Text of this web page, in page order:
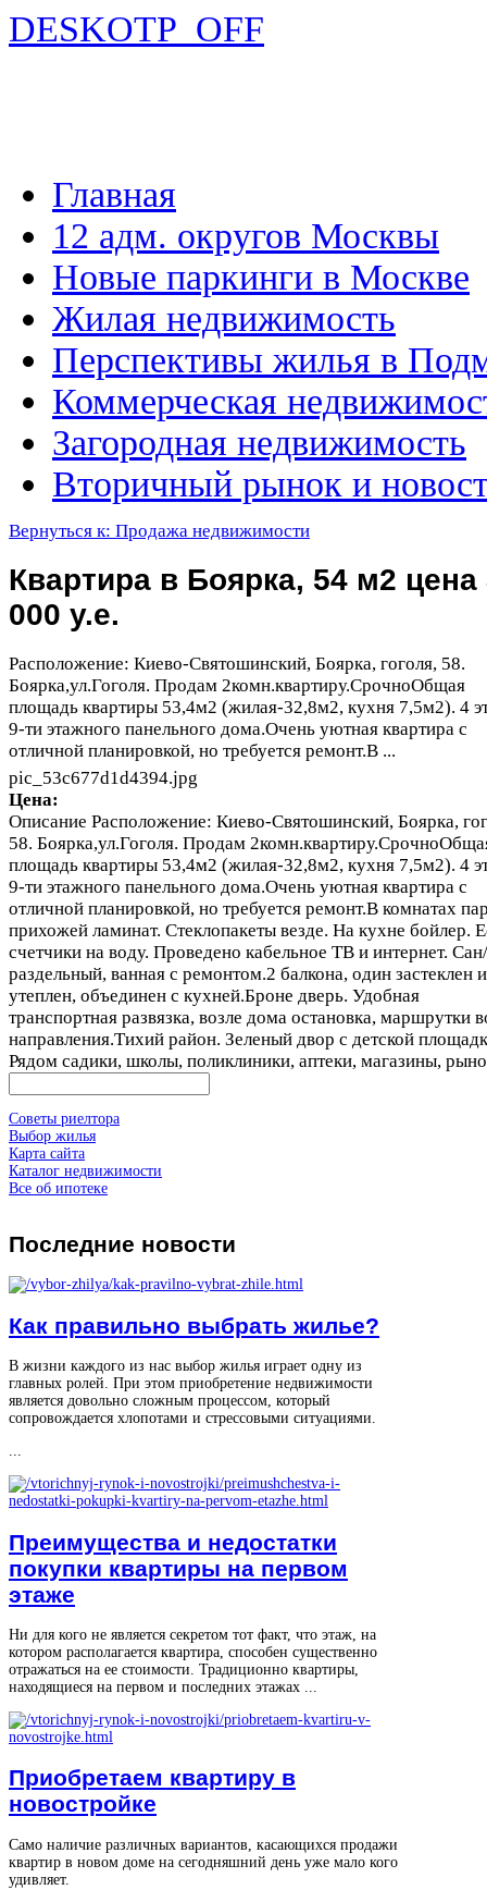
DESKOTP_OFF
Главная
12 адм. округов Москвы
Новые паркинги в Москве
Жилая недвижимость
Перспективы жилья в
Коммерческая
Загородная недвижимость
Вторичный рынок и
Вернуться к: Продажа недвижимости
Квартира в Боярка, 54 м2 цена
000 у.е.
Расположение: Киево-Святошинский, Боярка, гоголя, 58.
Боярка,ул.Гоголя. Продам 2комн.квартиру.СрочноОбщая
площадь квартиры 53,4м2 (жилая-32,8м2, кухня 7,5м2). 4
9-ти этажного панельного дома.Очень уютная квартира с
отличной планировкой, но требуется ремонт.В ...
pic_53c677d1d4394.jpg
Цена:
Описание Расположение: Киево-Святошинский, Боярка,
58. Боярка,ул.Гоголя. Продам
площадь квартиры 53,4м2 (жилая-32,8м2, кухня 7,5м2). 4
9-ти этажного панельного дома.Очень уютная квартира с
отличной планировкой, но требуется ремонт.В комнатах
прихожей ламинат. Стеклопакеты везде. На кухне бойлер.
счетчики на воду. Проведено кабельное ТВ и интернет.
раздельный, ванная с ремонтом.2 балкона, один застеклен и
утеплен, объединен с кухней.Броне дверь. Удобная
транспортная развязка, возле дома остановка, маршрутки
направления.Тихий район. Зеленый двор с детской
Рядом садики, школы, поликлиники, аптеки, магазины,
Советы риелтора
Выбор жилья
Карта сайта
Каталог недвижимости
Все об ипотеке
Последние новости
Как правильно выбрать жилье?
В жизни каждого из нас выбор жилья играет одну из
главных ролей. При этом приобретение недвижимости
является довольно сложным процессом, который
сопровождается хлопотами и стрессовыми ситуациями.
...
Преимущества и недостатки
покупки квартиры на первом
этаже
Ни для кого не является секретом тот факт, что этаж, на
котором располагается квартира, способен существенно
отражаться на ее стоимости. Традиционно квартиры,
находящиеся на первом и последних этажах ...
Приобретаем квартиру в
новостройке
Само наличие различных вариантов, касающихся продажи
квартир в новом доме на сегодняшний день уже мало кого
удивляет.